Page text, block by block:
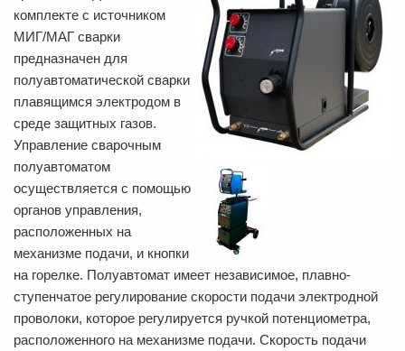
комплекте с источником
МИГ/МАГ сварки
предназначен для
полуавтоматической сварки
плавящимся электродом в
среде защитных газов.
Управление сварочным
полуавтоматом
осуществляется с помощью
органов управления,
расположенных на
механизме подачи, и кнопки
на горелке. Полуавтомат имеет независимое, плавно-
ступенчатое регулирование скорости подачи электродной
проволоки, которое регулируется ручкой потенциометра,
расположенного на механизме подачи. Скорость подачи